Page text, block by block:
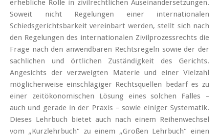
erhebliche Rolle in zivilrechtlichen Auseinandersetzungen.
Soweit nicht Regelungen einer internationalen
Schiedsgerichtsbarkeit vereinbart werden, stellt sich nach
den Regelungen des internationalen Zivilprozessrechts die
Frage nach den anwendbaren Rechtsregeln sowie der der
sachlichen und örtlichen Zuständigkeit des Gerichts.
Angesichts der verzweigten Materie und einer Vielzahl
möglicherweise einschlägiger Rechtsquellen bedarf es zu
einer zeitökonomischen Lösung eines solchen Falles –
auch und gerade in der Praxis – sowie einiger Systematik.
Dieses Lehrbuch bietet auch nach einem Reihenwechsel
vom „Kurzlehrbuch“ zu einem „Großen Lehrbuch“ einen